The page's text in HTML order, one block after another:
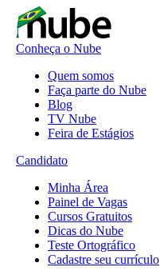
Conheça o Nube
Quem somos
Faça parte do Nube
Blog
TV Nube
Feira de Estágios
Candidato
Minha Área
Painel de Vagas
Cursos Gratuitos
Dicas do Nube
Teste Ortográfico
Cadastre seu currículo